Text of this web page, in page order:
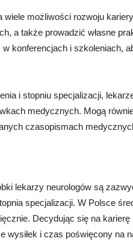
wiele możliwości rozwoju
a także prowadzić własne
konferencjach i szkoleniach,
i stopniu specjalizacji,
medycznych. Mogą
czasopismach
lekarzy neurologów są
specjalizacji. W Polsce
Decydując się na
wysiłek i czas poświęcony na